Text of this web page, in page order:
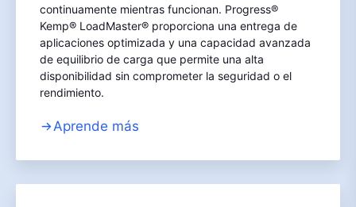
continuamente mientras funcionan. Progress®
Kemp® LoadMaster® proporciona una entrega de
aplicaciones optimizada y una capacidad avanzada
de equilibrio de carga que permite una alta
disponibilidad sin comprometer la seguridad o el
rendimiento.
Aprende más